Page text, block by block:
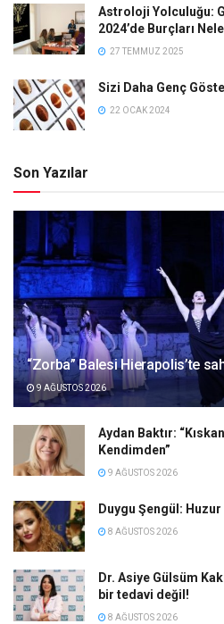
Astroloji Yolculuğu:
2024’de Burçları
27 TEMMUZ 2025
Sizi Daha Genç
22 OCAK 2024
Son Yazılar
“Zorba” Balesi Hierapolis’te
9 AĞUSTOS 2026
Aydan Baktır:
Kendimden”
9 AĞUSTOS 2026
Duygu Şengül: Huzur
8 AĞUSTOS 2026
Dr. Asiye Gülsüm
bir tedavi değil!
8 AĞUSTOS 2026